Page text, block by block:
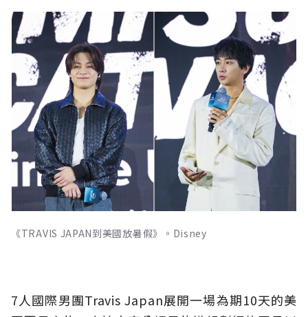
《TRAVIS JAPAN到美國放暑假》。Disney
7人國際男團Travis Japan展開一場為期10天的美